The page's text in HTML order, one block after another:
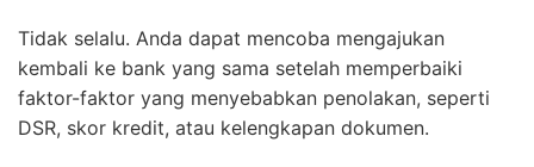
Tidak selalu. Anda dapat mencoba mengajukan
kembali ke bank yang sama setelah memperbaiki
faktor-faktor yang menyebabkan penolakan, seperti
DSR, skor kredit, atau kelengkapan dokumen.